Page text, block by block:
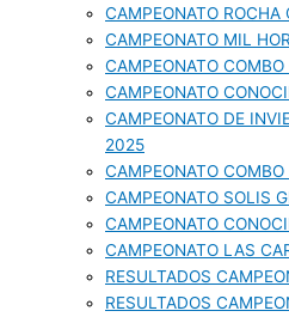
CAMPEONATO ROCHA
CAMPEONATO MIL
CAMPEONATO
CAMPEONATO
CAMPEONATO DE
2025
CAMPEONATO
CAMPEONATO SOLIS
CAMPEONATO
CAMPEONATO LAS
RESULTADOS
RESULTADOS